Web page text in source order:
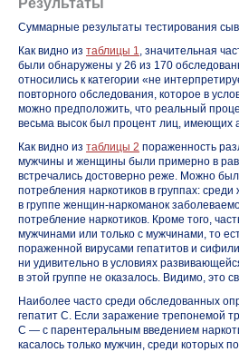
Результаты
Суммарные результаты тестирования
Как видно из таблицы 1, значительная
были обнаружены у 26 из 170
относились к категории «не
повторного обследования, которое в
можно предположить, что реальный
весьма высок был процент лиц, имеющих
Как видно из таблицы 2 пораженность
мужчины и женщины были примерно в
встречались достоверно реже. Можно
потребления наркотиков в группах:
в группе женщин-наркоманок
потребление наркотиков. Кроме того,
мужчинами или только с мужчинами, то
пораженной вирусами гепатитов и
ни удивительно в условиях
в этой группе не оказалось. Видимо, это
Наиболее часто среди обследованных
гепатит С. Если заражение трепонемой
С — с парентеральным введением
касалось только мужчин, среди которых